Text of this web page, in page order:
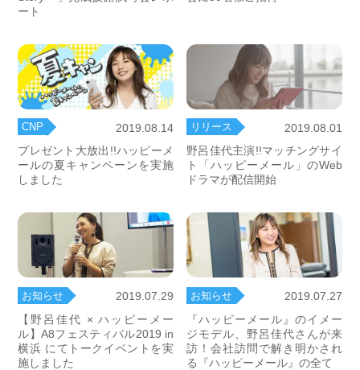
ート
CNP
2019.08.14
プレゼント大放出!!ハッピーメ
ールの夏キャンペーンを実施
しました
リリース
2019.08.01
野呂佳代主演!!マッチングサイ
ト「ハッピーメール」のWeb
ドラマが配信開始
お知らせ
2019.07.29
【野呂佳代 × ハッピーメー
ル】A8フェスティバル2019 in
横浜 にてトークイベントを実
施しました
お知らせ
2019.07.27
『ハッピーメール』のイメー
ジモデル、野呂佳代さんが来
訪！会社訪問で解き明かされ
る『ハッピーメール』の全て